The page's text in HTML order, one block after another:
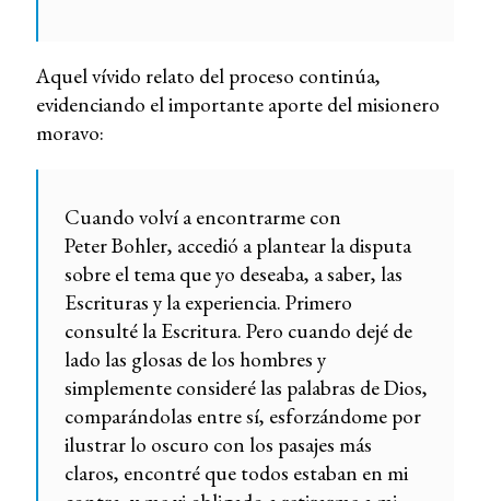
Aquel vívido relato del proceso continúa,
evidenciando el importante aporte del misionero
moravo:
Cuando volví a encontrarme con
Peter Bohler, accedió a plantear la disputa
sobre el tema que yo deseaba, a saber, las
Escrituras y la experiencia. Primero
consulté la Escritura. Pero cuando dejé de
lado las glosas de los hombres y
simplemente consideré las palabras de Dios,
comparándolas entre sí, esforzándome por
ilustrar lo oscuro con los pasajes más
claros, encontré que todos estaban en mi